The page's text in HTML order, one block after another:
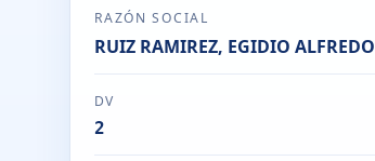
RAZÓN SOCIAL
RUIZ RAMIREZ, EGIDIO ALFREDO
DV
2